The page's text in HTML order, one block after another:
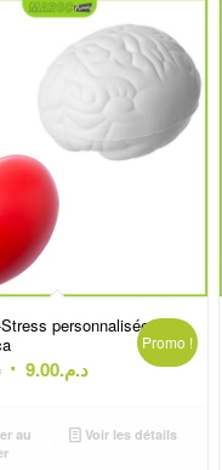
personnalisée
Le
initial
était :
د.م.9.00
Le
actuel
Promo !
au
Voir les détails